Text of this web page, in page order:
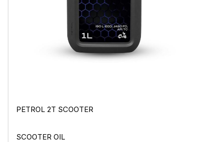
PETROL 2T SCOOTER
SCOOTER OIL